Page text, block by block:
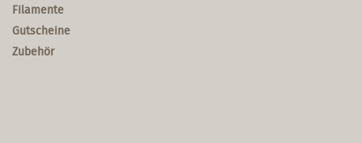
Filamente
Gutscheine
Zubehör